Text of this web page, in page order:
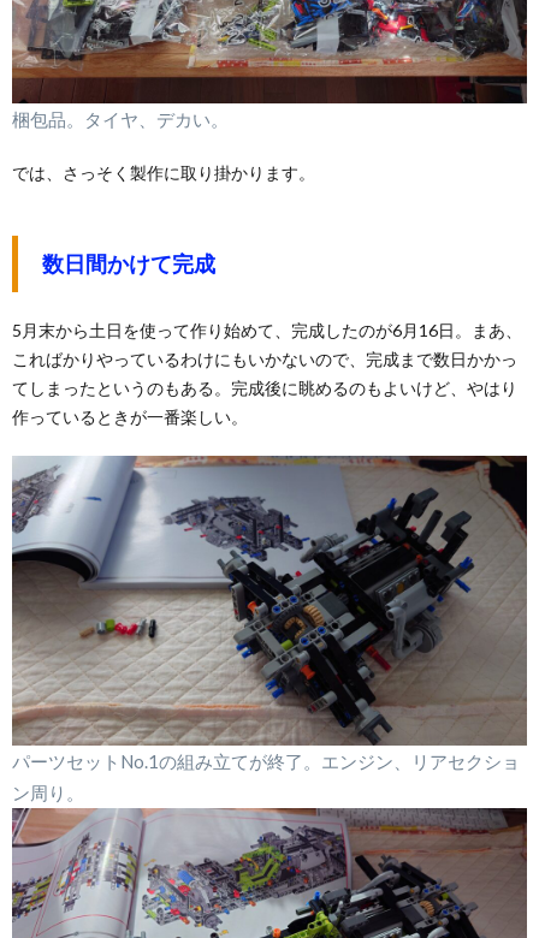
梱包品。タイヤ、デカい。
では、さっそく製作に取り掛かります。
数日間かけて完成
5月末から土日を使って作り始めて、完成したのが6月16日。まあ、
こればかりやっているわけにもいかないので、完成まで数日かかっ
てしまったというのもある。完成後に眺めるのもよいけど、やはり
作っているときが一番楽しい。
パーツセットNo.1の組み立てが終了。エンジン、リアセクショ
ン周り。